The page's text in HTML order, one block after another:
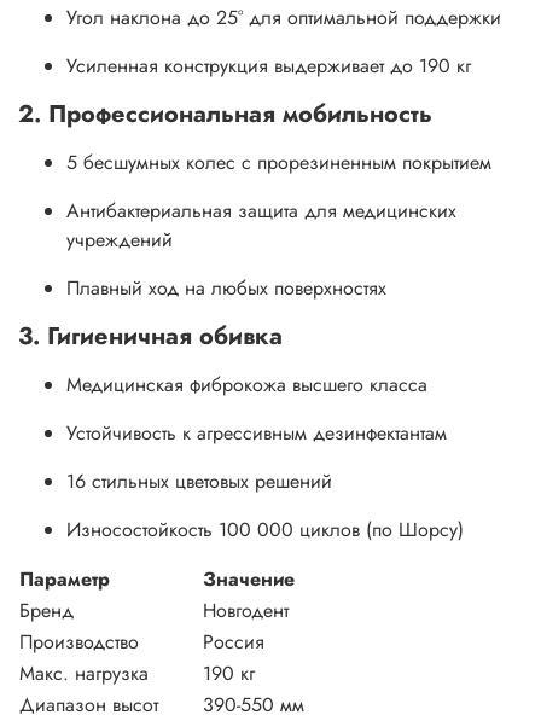
Угол наклона до 25° для оптимальной поддержки
Усиленная конструкция выдерживает до 190 кг
2. Профессиональная мобильность
5 бесшумных колес с прорезиненным покрытием
Антибактериальная защита для медицинских
учреждений
Плавный ход на любых поверхностях
3. Гигиеничная обивка
Медицинская фиброкожа высшего класса
Устойчивость к агрессивным дезинфектантам
16 стильных цветовых решений
Износостойкость 100 000 циклов (по Шорсу)
Параметр
Значение
Бренд
Новгодент
Производство
Россия
Макс. нагрузка
190 кг
Диапазон высот
390-550 мм